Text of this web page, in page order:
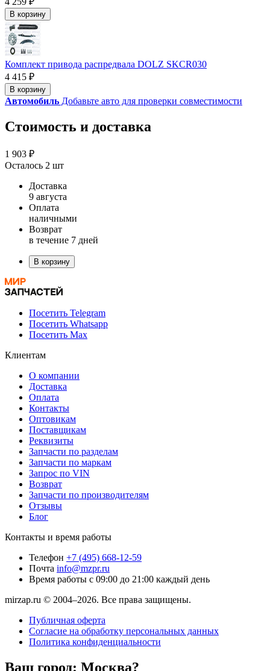
В корзину
Комплект привода распредвала DOLZ SKCR030
4 415 ₽
В корзину
Автомобиль Добавьте авто для проверки совместимости
Стоимость и доставка
1 903 ₽
Осталось 2 шт
Доставка
9 августа
Оплата
наличными
Возврат
в течение 7 дней
В корзину
Посетить Telegram
Посетить Whatsapp
Посетить Max
Клиентам
О компании
Доставка
Оплата
Контакты
Оптовикам
Поставщикам
Реквизиты
Запчасти по разделам
Запчасти по маркам
Запрос по VIN
Возврат
Запчасти по производителям
Отзывы
Блог
Контакты и время работы
Телефон +7 (495) 668-12-59
Почта info@mzpr.ru
Время работы с 09:00 до 21:00 каждый день
mirzap.ru © 2004–2026. Все права защищены.
Публичная оферта
Согласие на обработку персональных данных
Политика конфиденциальности
Ваш город: Москва?